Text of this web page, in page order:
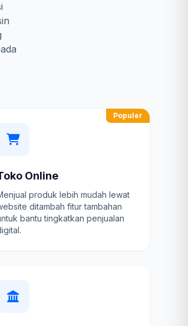
Populer
Online
produk lebih mudah lewat
ditambah fitur tambahan
bantu tingkatkan penjualan